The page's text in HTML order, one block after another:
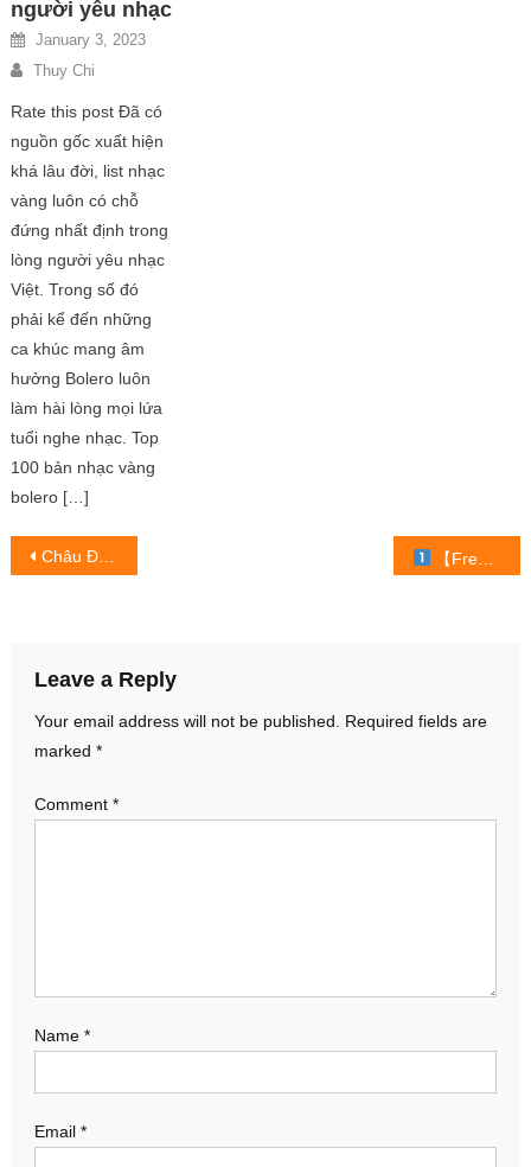
người yêu nhạc
January 3, 2023
Thuy Chi
Rate this post Đã có
nguồn gốc xuất hiện
khá lâu đời, list nhạc
vàng luôn có chỗ
đứng nhất định trong
lòng người yêu nhạc
Việt. Trong số đó
phải kể đến những
ca khúc mang âm
hưởng Bolero luôn
làm hài lòng mọi lứa
tuổi nghe nhạc. Top
100 bản nhạc vàng
bolero […]
Post
Châu Đăng Khoa – Phù thủy tạo hit có duyên với những bài hát Xuân 【Free Fire | Cách Trả Lời Kiếm Xu Đảo Sinh Tồn Nhanh Nhất
Leave a Reply
Your email address will not be published.
Required fields are
marked *
Comment *
Name *
Email *